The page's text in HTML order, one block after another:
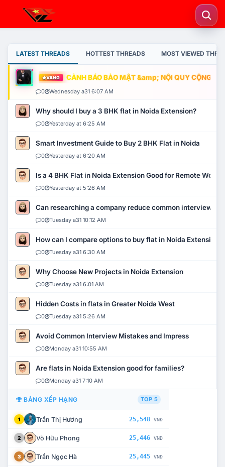
LATEST THREADS HOTTEST THREADS MOST VIEWED
VÀNG CẢNH BÁO BẢO MẬT &amp; NỘI QUY CỘNG
0 Wednesday a31 6:07 AM
Why should I buy a 3 BHK flat in Noida Extension?
0 Yesterday at 6:25 AM
Smart Investment Guide to Buy 2 BHK Flat in Noida
0 Yesterday at 6:20 AM
Is a 4 BHK Flat in Noida Extension Good for Remote Work?
0 Yesterday at 5:26 AM
Can researching a company reduce common interview
0 Tuesday a31 10:12 AM
How can I compare options to buy flat in Noida Extension?
0 Tuesday a31 6:30 AM
Why Choose New Projects in Noida Extension
0 Tuesday a31 6:01 AM
Hidden Costs in flats in Greater Noida West
0 Tuesday a31 5:26 AM
Avoid Common Interview Mistakes and Impress
0 Monday a31 10:55 AM
Are flats in Noida Extension good for families?
0 Monday a31 7:10 AM
BẢNG XẾP HẠNG TOP 5
1 Trần Thị Hương 25,548 VNĐ
2 Võ Hữu Phong 25,446 VNĐ
3 Trần Ngọc Hà 25,445 VNĐ